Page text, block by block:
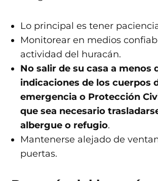
Lo principal es tener
Monitorear en medios
actividad del huracán.
No salir de su casa a menos
indicaciones de los cuerpos
emergencia o Protección
que sea necesario
albergue o refugio.
Mantenerse alejado de
puertas.